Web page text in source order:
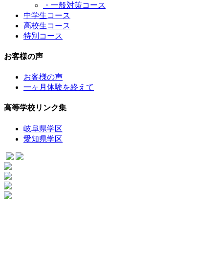
・一般対策コース
中学生コース
高校生コース
特別コース
お客様の声
お客様の声
一ヶ月体験を終えて
高等学校リンク集
岐阜県学区
愛知県学区